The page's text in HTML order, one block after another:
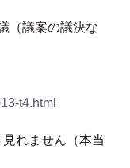
（議案の議決な
t4.html
れません（本当